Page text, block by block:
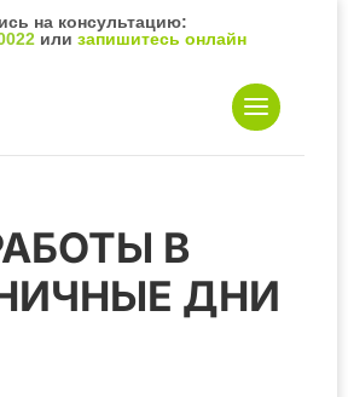
на консультацию:
илизапишитесь онлайн
В
ДНИ